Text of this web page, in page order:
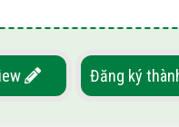
Đăng ký